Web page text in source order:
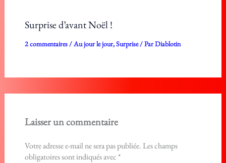
Surprise d’avant Noël !
2 commentaires/Au jour le jour,Surprise/ ParDiablotin
Laisser un commentaire
Votre adresse e-mail ne sera pas publiée.Les champs
obligatoires sont indiqués avec *